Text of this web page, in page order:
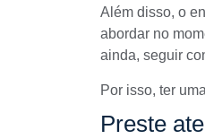
Além disso, o
abordar no
ainda, seguir
Por isso, ter
Preste